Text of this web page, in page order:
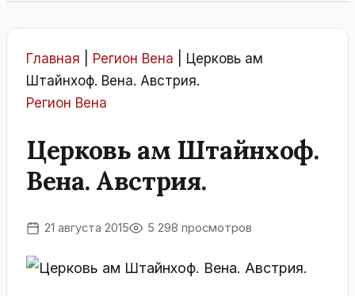
Главная Регион Вена
Церковь ам
Штайнхоф. Вена. Австрия.
Регион Вена
Церковь ам Штайнхоф.
Вена. Австрия.
21 августа 2015 5 298 просмотров